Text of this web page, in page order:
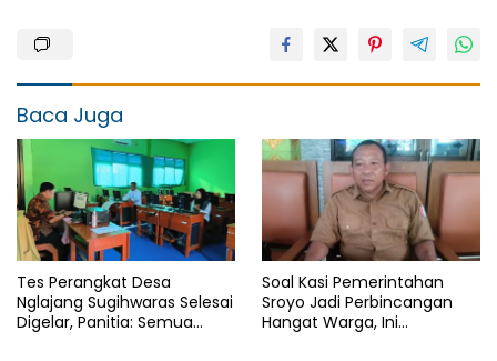
Baca Juga
Tes Perangkat Desa
Nglajang Sugihwaras Selesai
Digelar, Panitia: Semua
Soal Kasi Pemerintahan
Sroyo Jadi Perbincangan
Hangat Warga, Ini